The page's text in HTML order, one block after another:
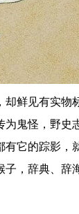
鲜见有实物
鬼怪，野史
它的踪影，
，辞典、辞